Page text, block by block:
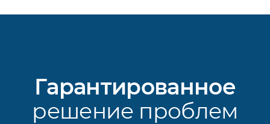
Гарантированное
решение проблем